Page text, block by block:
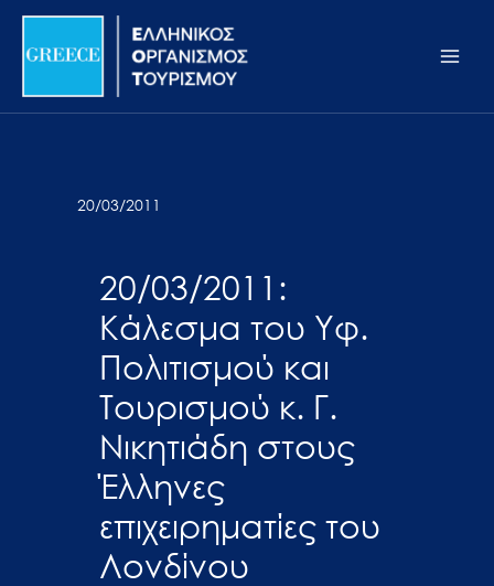
Σημείωση:
ιστότοπος
προσβασιμότητας.
Μετάβαση
περιεχόμενο
20/03/2011
20/03/2011:
Κάλεσμα του Υφ.
Πολιτισμού και
Τουρισμού κ. Γ.
Νικητιάδη στους
Έλληνες
επιχειρηματίες του
Λονδίνου